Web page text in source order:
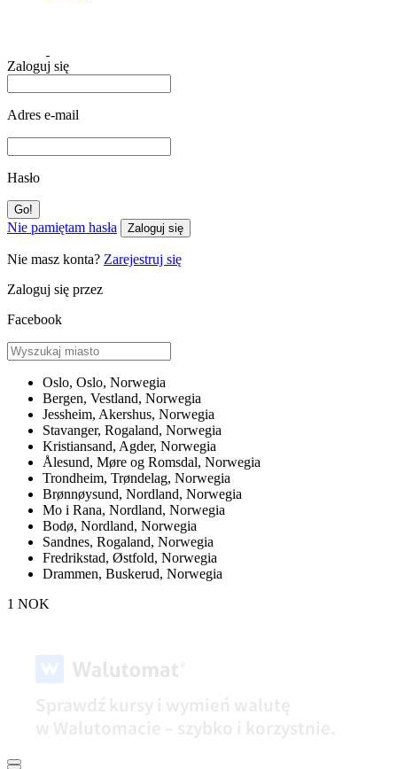
Zaloguj się
Adres e-mail
Hasło
Nie pamiętam hasła Zaloguj się
Nie masz konta? Zarejestruj się
Zaloguj się przez
Facebook
Oslo, Oslo, Norwegia
Bergen, Vestland, Norwegia
Jessheim, Akershus, Norwegia
Stavanger, Rogaland, Norwegia
Kristiansand, Agder, Norwegia
Ålesund, Møre og Romsdal, Norwegia
Trondheim, Trøndelag, Norwegia
Brønnøysund, Nordland, Norwegia
Mo i Rana, Nordland, Norwegia
Bodø, Nordland, Norwegia
Sandnes, Rogaland, Norwegia
Fredrikstad, Østfold, Norwegia
Drammen, Buskerud, Norwegia
1 NOK